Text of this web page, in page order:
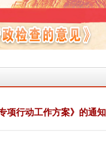
项行动工作方案》的通知